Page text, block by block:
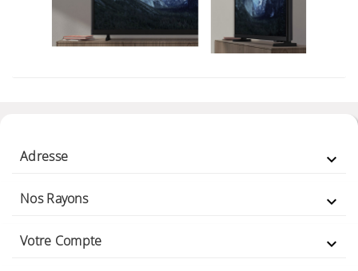
Adresse 
Nos Rayons 
Votre Compte 